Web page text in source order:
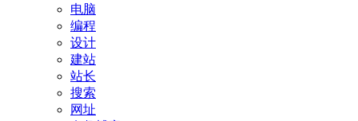
电脑
编程
设计
建站
站长
搜索
网址